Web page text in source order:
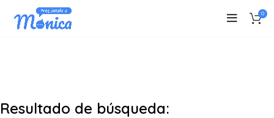
0
Resultado de búsqueda: